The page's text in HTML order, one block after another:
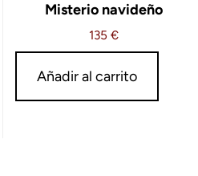
Misterio navideño
135 €
Añadir al carrito